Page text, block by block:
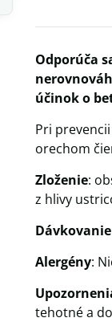
Odporúča
účinok o
Pri
orechom
Zloženie:
z hlivy
Dávkovanie
Alergény:
tehotné a